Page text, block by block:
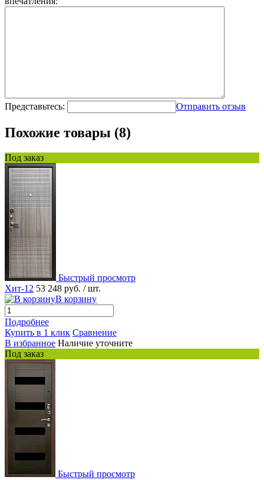
Представьтесь: Отправить отзыв
Похожие товары (8)
Под заказ
Быстрый просмотр
Хит-12 53 248 руб. / шт.
В корзину
Подробнее
Купить в 1 клик Сравнение
В избранное Наличие уточните
Под заказ
Быстрый просмотр